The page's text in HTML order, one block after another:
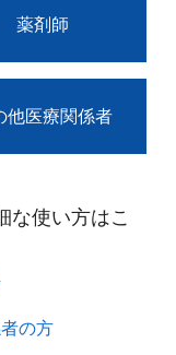
薬剤師
他医療関係者
な使い方はこ
の方​